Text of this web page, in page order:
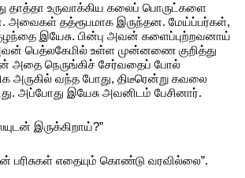
உருவாக்கிய கலைப் பொருட்களை
அவைகள் தத்ரூபமாக இருந்தன. மேய்ப்பர்கள்,
இயேசு. பின்பு அவன் களைப்புற்றவனாய்
பெத்லகேமில் உள்ள முன்னணை குறித்து
நெருங்கிச் சேர்வதைப் போல்
அருகில் வந்த போது, திடீரென்று கவலை
இயேசு அவனிடம் பேசினார்.
இருக்கிறாய்?”
பரிசுகள் எதையும் கொண்டு வரவில்லை”.